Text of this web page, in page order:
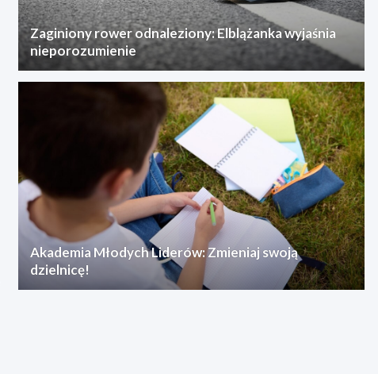
Zaginiony rower odnaleziony: Elblążanka wyjaśnia
nieporozumienie
Akademia Młodych Liderów: Zmieniaj swoją
dzielnicę!